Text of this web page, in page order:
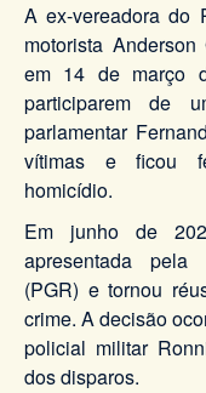
A ex-vereadora do
motorista
em 14 de março
participarem de
parlamentar
vítimas e ficou
homicídio.
Em junho de
apresentada pela
(PGR) e tornou
crime. A decisão
policial militar
dos disparos.